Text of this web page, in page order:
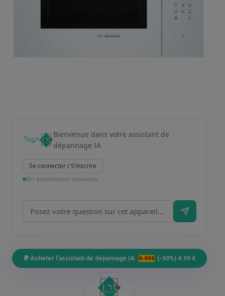
Bienvenue dans votre assistant de
dépannage IA
Se connecter / S’inscrire
851 actuellement connectés
Acheter l'assistant de dépannage IA 9.99€ (-50%) 4.99 €